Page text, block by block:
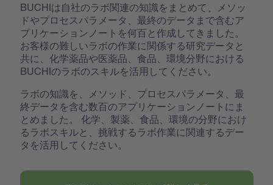
BUCHIは自社のラボ関連の知識をまとめて、メソッ
ドやプロセスパラメータ、最終のデータまで含むア
プリケーションノートを何百と作成してきました。
お客様の難しいラボの作業に関係する研究データと
共に、化学薬品や医薬品、食品、環境分野における
BUCHIのラボのスキルを活用してください。
ラボの知識を、メソッド、プロセスパラメータ、最
終データを含む数百のアプリケーションノートにま
とめました。 化学、製薬、食品、環境の分野におけ
るラボスキルと、挑戦するラボ作業に関連するデー
タを活用してください。